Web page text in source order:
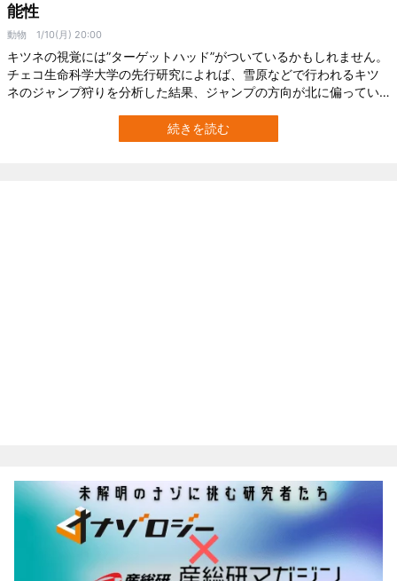
能性
動物 1/10(月) 20:00
キツネの視覚には”ターゲットハッド”がついているかもしれません。
チェコ生命科学大学の先行研究によれば、雪原などで行われるキツ
ネのジャンプ狩りを分析した結果、ジャンプの方向が北に偏ってい
ころ、北（正確には北北東）へ向けたジャンプ狩りの成功率が74%
なのに対して、それ以外の方向へジャンプした場合の成功率が18%
続きを読む